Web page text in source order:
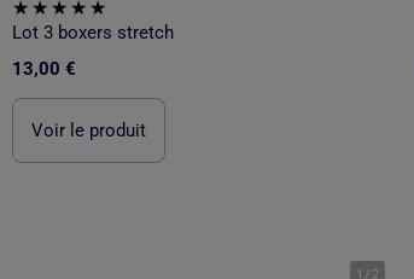
Lot 3 boxers stretch
13,00 €
Voir le produit
1 / 2